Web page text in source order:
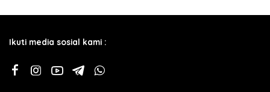
Ikuti media sosial kami :